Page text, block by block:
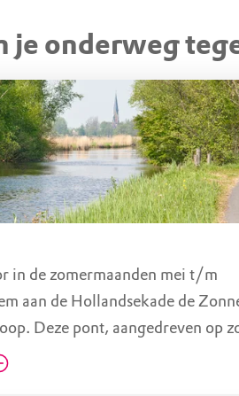
Werkschuur de Kievit (geen
23A, 3651 LS Woerdense Verlaat,
je onderweg
in de zomermaanden mei t/m
aan de Hollandsekade de
Deze pont, aangedreven op
je over de Nieuwkoopse Plassen